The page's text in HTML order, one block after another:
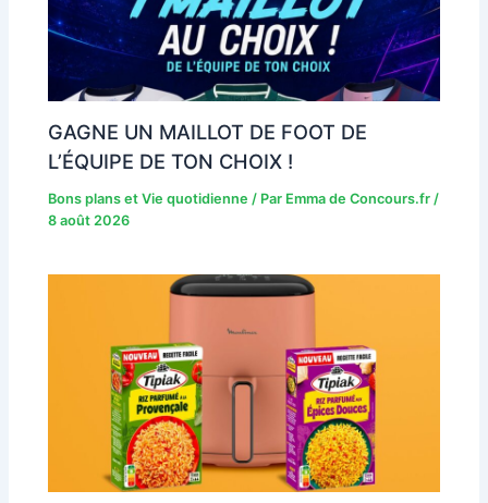
GAGNE UN MAILLOT DE FOOT DE
L’ÉQUIPE DE TON CHOIX !
Bons plans et Vie quotidienne / Par Emma de Concours.fr /
8 août 2026